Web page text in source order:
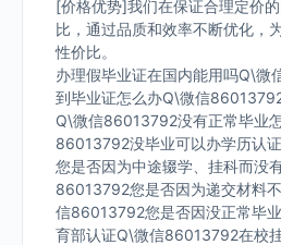
[价格优势]我们在保证合理定价
比，通过品质和效率不断优化，
性价比。
办理假毕业证在国内能用吗Q\微
到毕业证怎么办Q\微信
Q\微信86013792没有正常毕业
86013792没毕业可以办学历认
您是否因为中途辍学、挂科而没
86013792您是否因为递交材料
信86013792您是否因没正常毕
育部认证Q\微信86013792在校